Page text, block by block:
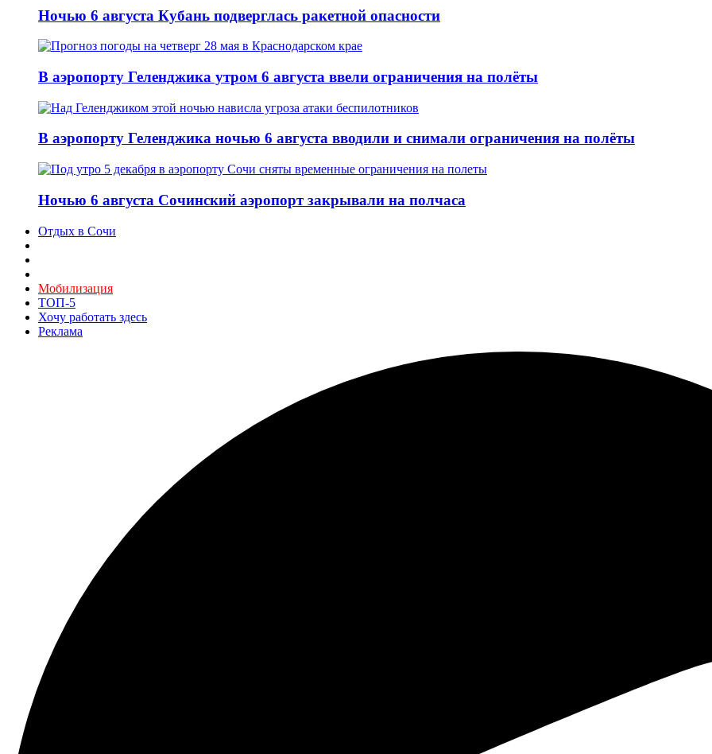
Ночью 6 августа Кубань подверглась ракетной опасности
В аэропорту Геленджика утром 6 августа ввели ограничения на полёты
В аэропорту Геленджика ночью 6 августа вводили и снимали ограничения на полёты
Ночью 6 августа Сочинский аэропорт закрывали на полчаса
Отдых в Сочи
Мобилизация
ТОП-5
Хочу работать здесь
Реклама